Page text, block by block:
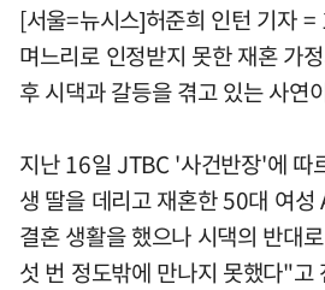
[서울=뉴시스]허준희 인턴 기자
며느리로 인정받지 못한 재혼 가
후 시댁과 갈등을 겪고 있는 사연
지난 16일 JTBC '사건반장'에 따
생 딸을 데리고 재혼한 50대 여
결혼 생활을 했으나 시댁의 반대
섯 번 정도밖에 만나지 못했다"고